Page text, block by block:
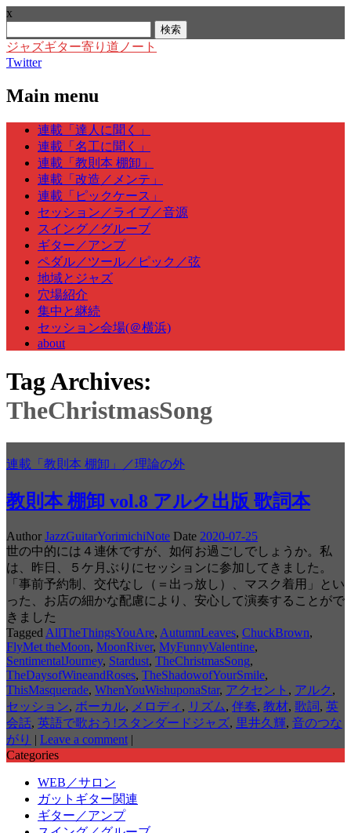
x
索:
ジャズギター寄り道ノート
Twitter
Main menu
Skip
content
連載「達人に聞く」
連載「名工に聞く」
連載「教則本 棚卸」
連載「改造／メンテ」
連載「ピックケース」
セッション／ライブ／音源
スイング／グルーブ
ギター／アンプ
ペダル／ツール／ピック／弦
地域とジャズ
穴場紹介
集中と継続
セッション会場(＠横浜)
about
Tag Archives:
TheChristmasSong
連載「教則本 棚卸」／理論の外
教則本 棚卸 vol.8 アルク出版 歌詞本
Author JazzGuitarYorimichiNote Date 2020-07-25
世の中的には４連休ですが、如何お過ごしでしょうか。私
は、昨日、５ケ月ぶりにセッションに参加してきました。
「事前予約制、交代なし（＝出っ放し）、マスク着用」とい
った、お店の細かな配慮により、安心して演奏することがで
きました
Tagged AllTheThingsYouAre, AutumnLeaves, ChuckBrown,
FlyMet theMoon, MoonRiver, MyFunnyValentine,
SentimentalJourney, Stardust, TheChristmasSong,
TheDaysofWineandRoses, TheShadowofYourSmile,
ThisMasquerade, WhenYouWishuponaStar, アクセント , アルク ,
セッション, ボーカル, メロディ , リズム, 伴奏, 教材, 歌詞, 英
会話, 英語で歌おう!スタンダードジャズ, 里井久輝, 音のつな
がり | Leave a comment |
Categories
WEB／サロン
ガットギター関連
ギター／アンプ